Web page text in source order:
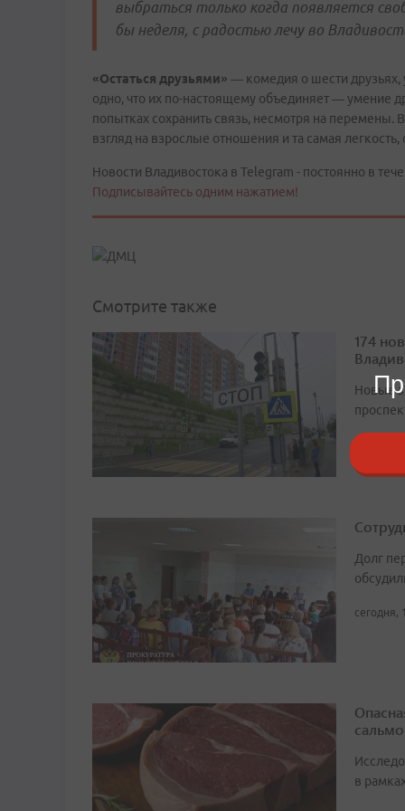
выбраться только когда появляется
бы неделя, с радостью лечу во
«Остаться друзьями» — комедия о шести друзьях,
одно, что их по-настоящему объединяет — умение
попытках сохранить связь, несмотря на
взгляд на взрослые отношения и та самая
Новости Владивостока в Telegram - постоянно в
Подписывайтесь одним нажатием!
Смотрите также
174
Новые
Долг
сегодня,
в